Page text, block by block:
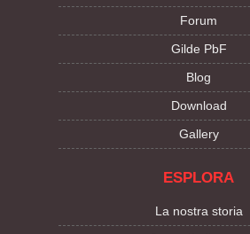
Forum
Gilde PbF
Blog
Download
Gallery
ESPLORA
La nostra storia